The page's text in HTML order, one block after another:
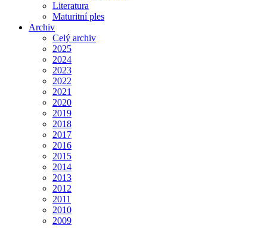
Literatura
Maturitní ples
Archiv
Celý archiv
2025
2024
2023
2022
2021
2020
2019
2018
2017
2016
2015
2014
2013
2012
2011
2010
2009